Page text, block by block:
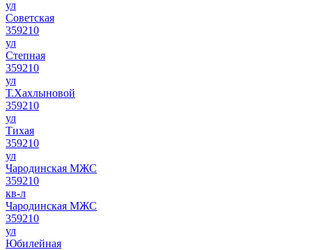
ул
Советская
359210
ул
Степная
359210
ул
Т.Хахлыновой
359210
ул
Тихая
359210
ул
Чародинская МЖС
359210
кв-л
Чародинская МЖС
359210
ул
Юбилейная